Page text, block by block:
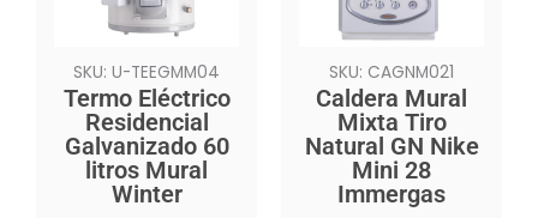
SKU: U-TEEGMM04
Termo Eléctrico
Residencial
Galvanizado 60
litros Mural
Winter
SKU: CAGNM021
Caldera Mural
Mixta Tiro
Natural GN Nike
Mini 28
Immergas